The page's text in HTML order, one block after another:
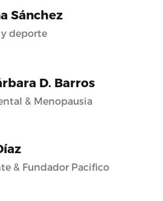
Sánchez
deporte
D. Barros
& Menopausia
& Fundador Pacifico